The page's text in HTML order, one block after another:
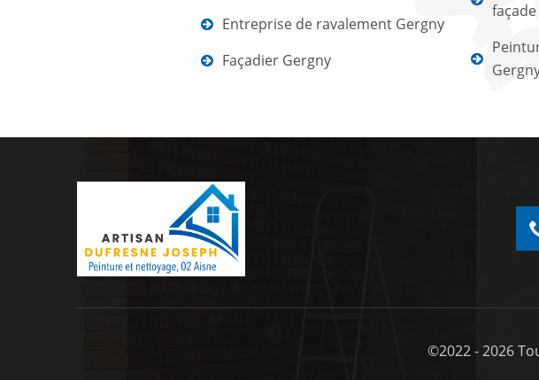
Entreprise de ravalement Gergny
Façadier Gergny
©2022 - 2026